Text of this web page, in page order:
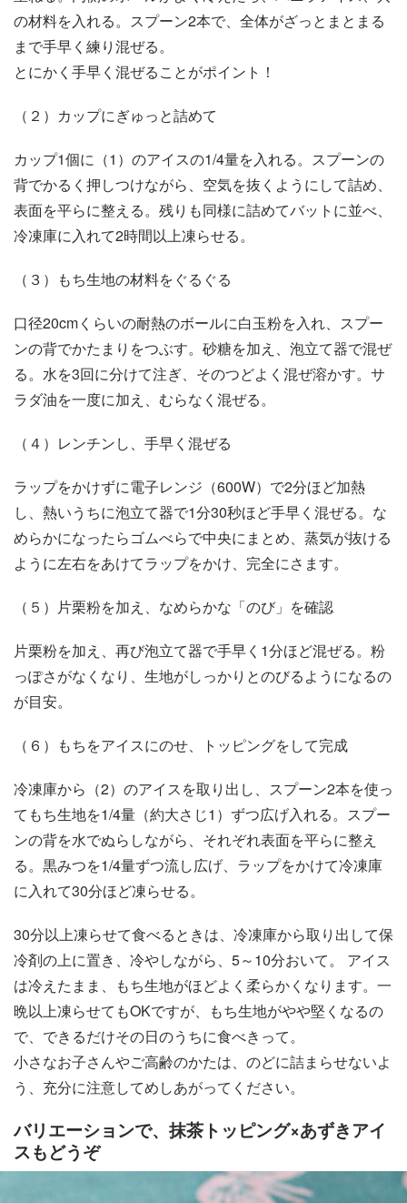
の材料を入れる。スプーン2本で、全体がざっとまとまる
まで手早く練り混ぜる。
とにかく手早く混ぜることがポイント！
（２）カップにぎゅっと詰めて
カップ1個に（1）のアイスの1/4量を入れる。スプーンの
背でかるく押しつけながら、空気を抜くようにして詰め、
表面を平らに整える。残りも同様に詰めてバットに並べ、
冷凍庫に入れて2時間以上凍らせる。
（３）もち生地の材料をぐるぐる
口径20cmくらいの耐熱のボールに白玉粉を入れ、スプー
ンの背でかたまりをつぶす。砂糖を加え、泡立て器で混ぜ
る。水を3回に分けて注ぎ、そのつどよく混ぜ溶かす。サ
ラダ油を一度に加え、むらなく混ぜる。
（４）レンチンし、手早く混ぜる
ラップをかけずに電子レンジ（600W）で2分ほど加熱
し、熱いうちに泡立て器で1分30秒ほど手早く混ぜる。な
めらかになったらゴムべらで中央にまとめ、蒸気が抜ける
ように左右をあけてラップをかけ、完全にさます。
（５）片栗粉を加え、なめらかな「のび」を確認
片栗粉を加え、再び泡立て器で手早く1分ほど混ぜる。粉
っぽさがなくなり、生地がしっかりとのびるようになるの
が目安。
（６）もちをアイスにのせ、トッピングをして完成
冷凍庫から（2）のアイスを取り出し、スプーン2本を使っ
てもち生地を1/4量（約大さじ1）ずつ広げ入れる。スプー
ンの背を水でぬらしながら、それぞれ表面を平らに整え
る。黒みつを1/4量ずつ流し広げ、ラップをかけて冷凍庫
に入れて30分ほど凍らせる。
30分以上凍らせて食べるときは、冷凍庫から取り出して保
冷剤の上に置き、冷やしながら、5～10分おいて。 アイス
は冷えたまま、もち生地がほどよく柔らかくなります。一
晩以上凍らせてもOKですが、もち生地がやや堅くなるの
で、できるだけその日のうちに食べきって。
小さなお子さんやご高齢のかたは、のどに詰まらせないよ
う、充分に注意してめしあがってください。
バリエーションで、抹茶トッピング×あずきアイ
スもどうぞ